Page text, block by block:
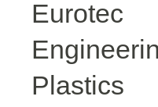
Eurotec
Plastics